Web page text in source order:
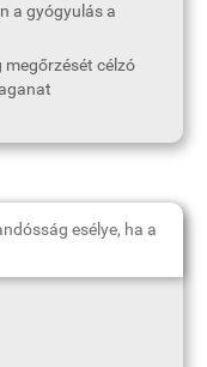
a gyógyulás a
megőrzését célzó
esélye, ha a